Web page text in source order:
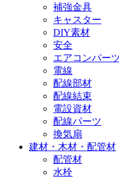
補強金具
キャスター
DIY素材
安全
エアコンパー
電線
配線部材
配線結束
電設資材
配線パーツ
換気扇
建材・木材・配管材
配管材
水栓